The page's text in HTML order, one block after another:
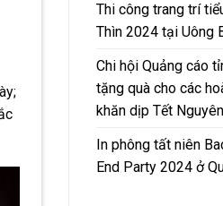
Thi công trang trí
Thìn 2024 tại Uông
Chi hội Quảng cáo
tặng quà cho các
khăn dịp Tết
In phông tất niên
End Party 2024 ở